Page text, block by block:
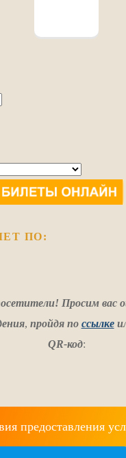
ПО:
Просим вас
, пройдя по ссылке
QR-код:
предоставления